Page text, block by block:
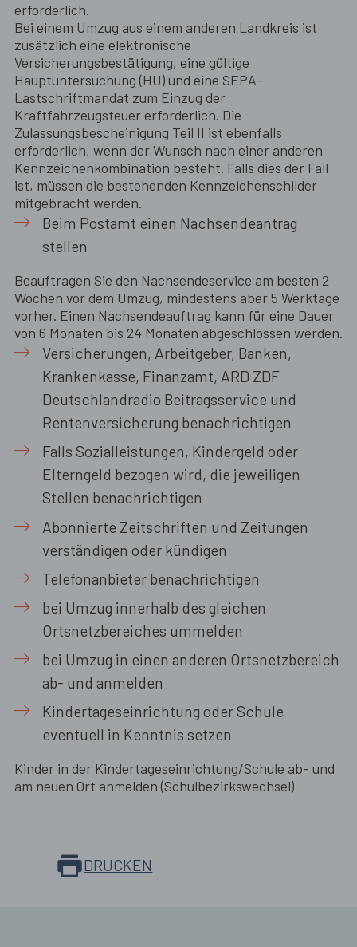
erforderlich.
Bei einem Umzug aus einem anderen Landkreis ist
zusätzlich eine elektronische
Versicherungsbestätigung, eine gültige
Hauptuntersuchung (HU) und eine SEPA-
Lastschriftmandat zum Einzug der
Kraftfahrzeugsteuer erforderlich. Die
Zulassungsbescheinigung Teil II ist ebenfalls
erforderlich, wenn der Wunsch nach einer anderen
Kennzeichenkombination besteht. Falls dies der Fall
ist, müssen die bestehenden Kennzeichenschilder
mitgebracht werden.
Beim Postamt einen Nachsendeantrag
stellen
Beauftragen Sie den Nachsendeservice am besten 2
Wochen vor dem Umzug, mindestens aber 5 Werktage
vorher. Einen Nachsendeauftrag kann für eine Dauer
von 6 Monaten bis 24 Monaten abgeschlossen werden.
Versicherungen, Arbeitgeber, Banken,
Krankenkasse, Finanzamt, ARD ZDF
Deutschlandradio Beitragsservice und
Rentenversicherung benachrichtigen
Falls Sozialleistungen, Kindergeld oder
Elterngeld bezogen wird, die jeweiligen
Stellen benachrichtigen
Abonnierte Zeitschriften und Zeitungen
verständigen oder kündigen
Telefonanbieter benachrichtigen
bei Umzug innerhalb des gleichen
Ortsnetzbereiches ummelden
bei Umzug in einen anderen Ortsnetzbereich
ab- und anmelden
Kindertageseinrichtung oder Schule
eventuell in Kenntnis setzen
Kinder in der Kindertageseinrichtung/Schule ab- und
am neuen Ort anmelden (Schulbezirkswechsel)
DRUCKEN